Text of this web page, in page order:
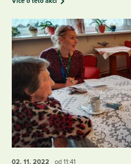
02. 11. 2022 od 11:41